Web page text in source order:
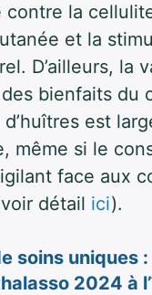
contre la
et la
D’ailleurs, la
bienfaits du
est
même si le
face aux
détail ici).
soins uniques
2024 à